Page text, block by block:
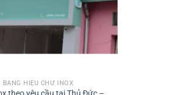
HIỆU CHỮ INOX